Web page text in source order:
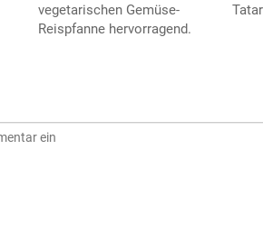
vegetarischen Gemüse-
Reispfanne hervorragend.